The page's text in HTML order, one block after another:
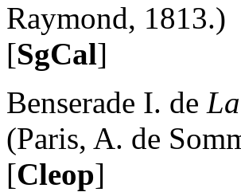
Raymond, 1813.)
[SgCal]
Benserade I. de
(Paris, A. de
[Cleop]